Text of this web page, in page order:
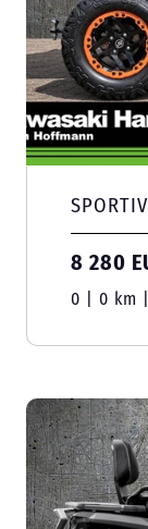
8 280
0 | 0 km